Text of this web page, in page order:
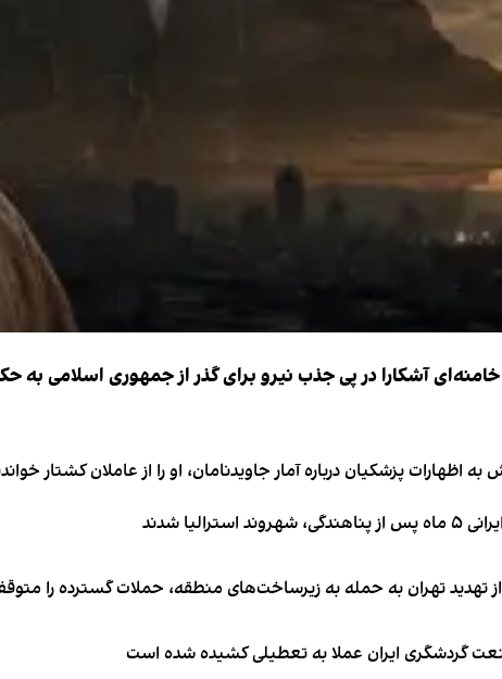
آشکارا در پی جذب نیرو برای گذر از جمهوری اسلامی
اظهارات پزشکیان درباره آمار جاویدنامان، او را از عاملان کشتار
شدند
تهدید تهران به حمله به زیرساخت‌های منطقه، حملات گسترده را
گردشگری ایران عملا به تعطیلی کشیده شده است